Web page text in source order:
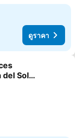
ดูราคา
รโปรด
del Sol